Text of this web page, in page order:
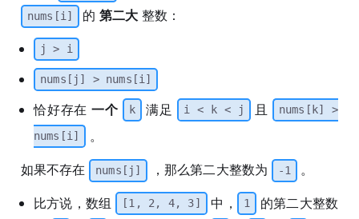
nums[i] 的 第二大 整数：
j > i
nums[j] > nums[i]
恰好存在一个 k 满足 i < k < j 且 nums[k] >
nums[i]
。
如果不存在
nums[j] ，那么第二大整数为 -1
。
比方说，数组
[1, 2, 4, 3] 中， 1
的第二大整数